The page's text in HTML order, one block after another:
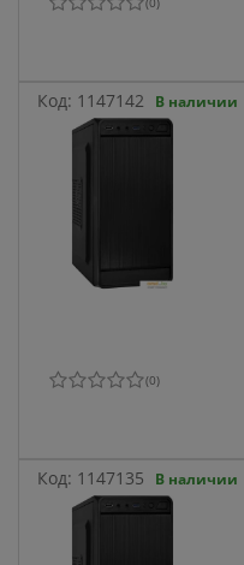
Код: 1147142 В наличии
(0)
Код: 1147135 В наличии